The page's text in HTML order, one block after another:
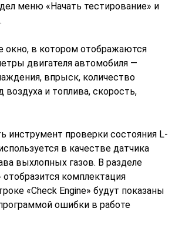
меню «Начать тестирование» и
окно, в котором отображаются
двигателя автомобиля —
впрыск, количество
воздуха и топлива, скорость,
инструмент проверки состояния L-
в качестве датчика
выхлопных газов. В разделе
комплектация
«Check Engine» будут показаны
ошибки в работе